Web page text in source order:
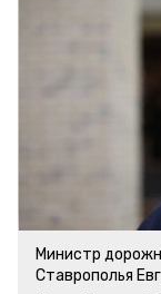
Министр
Ставрополья